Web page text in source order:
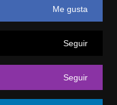
Me gusta
Seguir
Seguir